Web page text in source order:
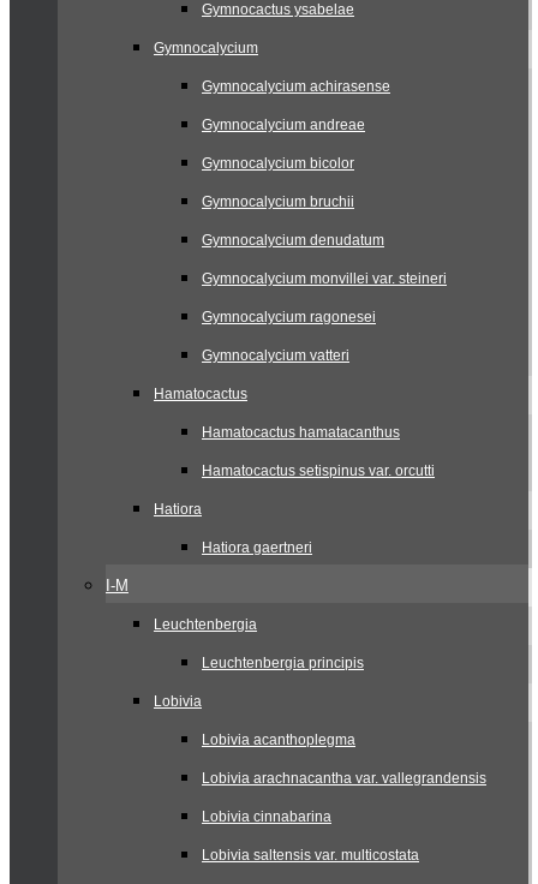
Gymnocactus ysabelae
Gymnocalycium
Gymnocalycium achirasense
Gymnocalycium andreae
Gymnocalycium bicolor
Gymnocalycium bruchii
Gymnocalycium denudatum
Gymnocalycium monvillei var. steineri
Gymnocalycium ragonesei
Gymnocalycium vatteri
Hamatocactus
Hamatocactus hamatacanthus
Hamatocactus setispinus var. orcutti
Hatiora
Hatiora gaertneri
I-M
Leuchtenbergia
Leuchtenbergia principis
Lobivia
Lobivia acanthoplegma
Lobivia arachnacantha var. vallegrandensis
Lobivia cinnabarina
Lobivia saltensis var. multicostata